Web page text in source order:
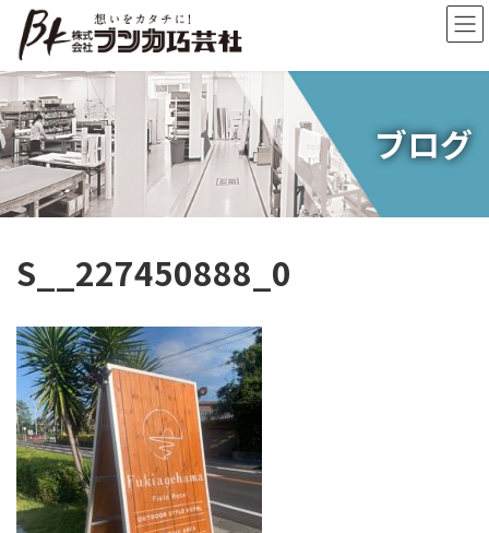
ン
ツ
へ
ス
キ
ッ
プ
ー
シ
ョ
ン
に
移
動
ブログ
S__227450888_0